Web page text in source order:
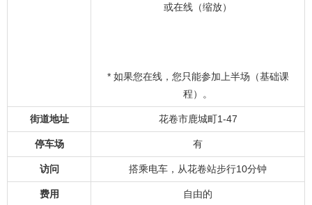
或在线（缩放）
* 如果您在线，您只能参加上半场（基础课
程）。
街道地址 花卷市鹿城町1-47
停车场 有
访问 搭乘电车，从花卷站步行10分钟
费用 自由的